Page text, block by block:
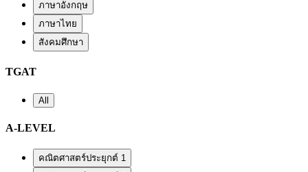
ภาษาอังกฤษ
ภาษาไทย
สังคมศึกษา
TGAT
All
A-LEVEL
คณิตศาสตร์ประยุกต์ 1